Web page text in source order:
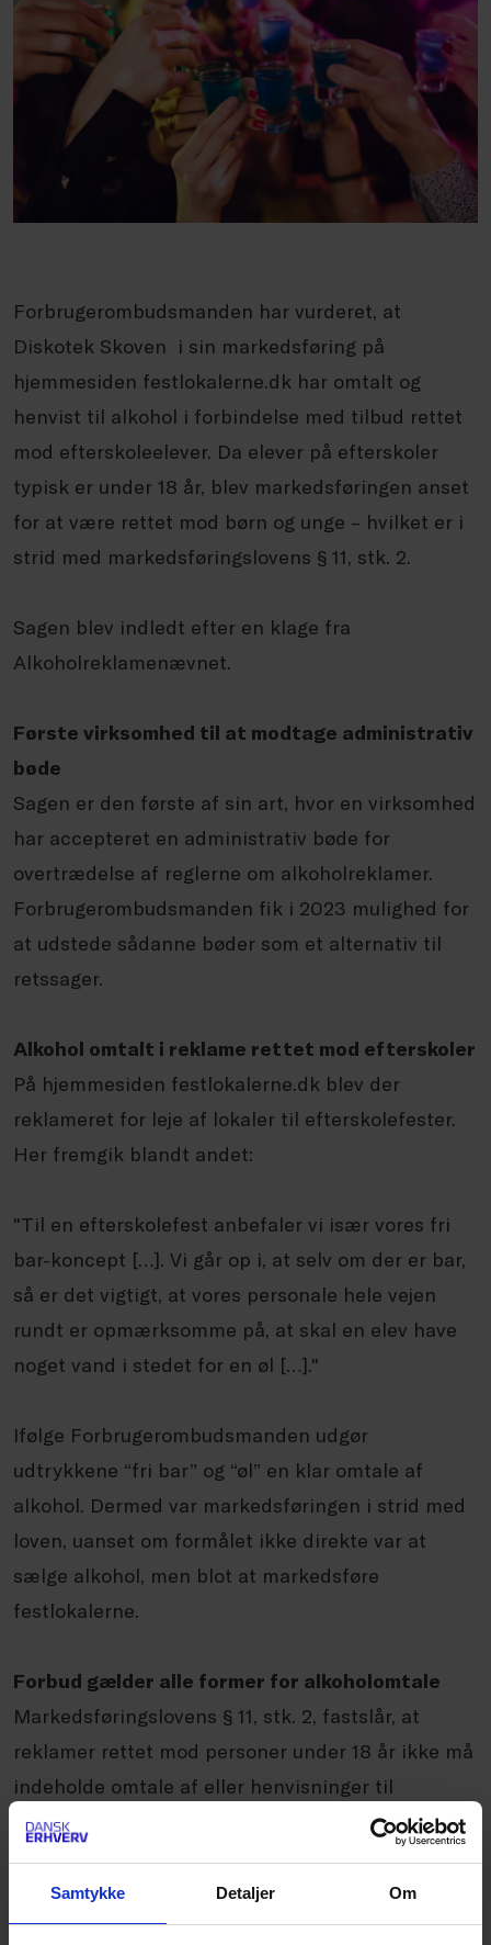
Samtykke Detaljer Om
Forbrugerombudsmanden har vurderet, at
Diskotek Skoven i sin markedsføring på
hjemmesiden festlokalerne.dk har omtalt og
henvist til alkohol i forbindelse med tilbud rettet
mod efterskoleelever. Da elever på efterskoler
typisk er under 18 år, blev markedsføringen anset
for at være rettet mod børn og unge – hvilket er i
strid med markedsføringslovens § 11, stk. 2.
Sagen blev indledt efter en klage fra
Alkoholreklamenævnet.
Første virksomhed til at modtage administrativ
bøde
Sagen er den første af sin art, hvor en virksomhed
har accepteret en administrativ bøde for
overtrædelse af reglerne om alkoholreklamer.
Forbrugerombudsmanden fik i 2023 mulighed for
at udstede sådanne bøder som et alternativ til
retssager.
Alkohol omtalt i reklame rettet mod efterskoler
På hjemmesiden festlokalerne.dk blev der
reklameret for leje af lokaler til efterskolefester.
Her fremgik blandt andet:
"Til en efterskolefest anbefaler vi især vores fri
bar-koncept […]. Vi går op i, at selv om der er bar,
så er det vigtigt, at vores personale hele vejen
rundt er opmærksomme på, at skal en elev have
noget vand i stedet for en øl […]."
Ifølge Forbrugerombudsmanden udgør
udtrykkene “fri bar” og “øl” en klar omtale af
alkohol. Dermed var markedsføringen i strid med
loven, uanset om formålet ikke direkte var at
sælge alkohol, men blot at markedsføre
festlokalerne.
Forbud gælder alle former for alkoholomtale
Markedsføringslovens § 11, stk. 2, fastslår, at
reklamer rettet mod personer under 18 år ikke må
indeholde omtale af eller henvisninger til
rusmidler, herunder alkohol.
når alkohol bruges som virkemiddel til at
markedsføre andre produkter eller ydelser.